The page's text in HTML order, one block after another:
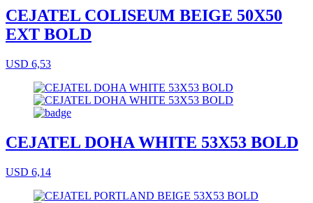
CEJATEL COLISEUM BEIGE 50X50
EXT BOLD
USD 6,53
CEJATEL DOHA WHITE 53X53 BOLD
USD 6,14